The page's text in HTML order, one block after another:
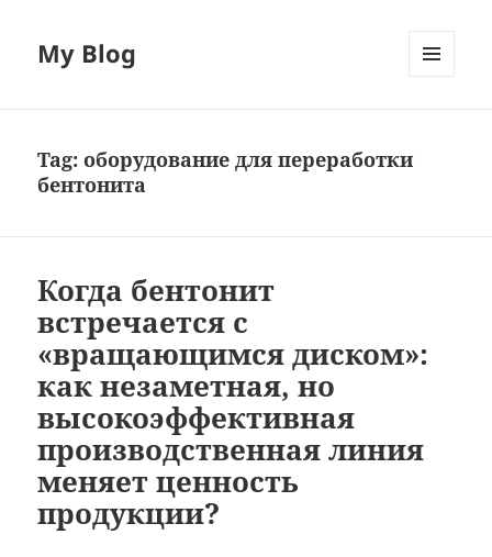
My Blog
Tag:оборудование для переработки
бентонита
Когда бентонит
встречается с
«вращающимся диском»:
как незаметная, но
высокоэффективная
производственная линия
меняет ценность
продукции?